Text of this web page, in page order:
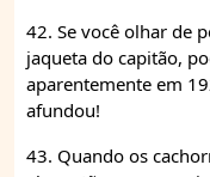
42. Se você olhar de
jaqueta do capitão,
aparentemente em
afundou!
43. Quando os